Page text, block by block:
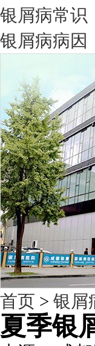
银屑病常识
银屑病病因
首页 > 银屑
夏季银